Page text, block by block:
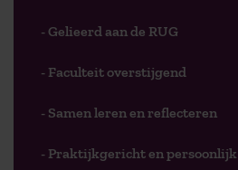
- Gelieerd aan de RUG
- Faculteit overstijgend
- Samen leren en reflecteren
- Praktijkgericht en persoonlijk